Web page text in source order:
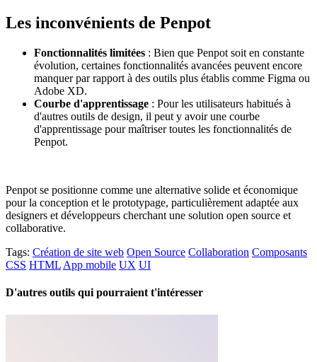
Les inconvénients de Penpot
Fonctionnalités limitées : Bien que Penpot soit en constante
évolution, certaines fonctionnalités avancées peuvent encore
manquer par rapport à des outils plus établis comme Figma ou
Adobe XD.
Courbe d'apprentissage : Pour les utilisateurs habitués à
d'autres outils de design, il peut y avoir une courbe
d'apprentissage pour maîtriser toutes les fonctionnalités de
Penpot.
Penpot se positionne comme une alternative solide et économique
pour la conception et le prototypage, particulièrement adaptée aux
designers et développeurs cherchant une solution open source et
collaborative.
Tags: Création de site web Open Source Collaboration Composants
CSS HTML App mobile UX UI
D'autres outils qui pourraient t'intéresser